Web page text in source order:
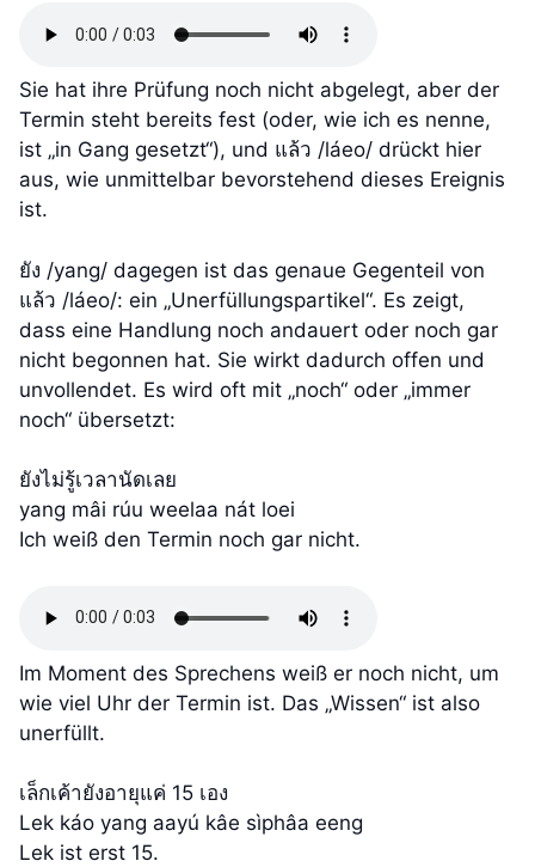
Sie hat ihre Prüfung noch nicht abgelegt, aber der
Termin steht bereits fest (oder, wie ich es nenne,
ist „in Gang gesetzt“), und แล้ว /láeo/ drückt hier
aus, wie unmittelbar bevorstehend dieses Ereignis
ist.
ยัง /yang/ dagegen ist das genaue Gegenteil von
แล้ว /láeo/: ein „Unerfüllungspartikel“. Es zeigt,
dass eine Handlung noch andauert oder noch gar
nicht begonnen hat. Sie wirkt dadurch offen und
unvollendet. Es wird oft mit „noch“ oder „immer
noch“ übersetzt:
ยังไม่รู้เวลานัดเลย
yang mâi rúu weelaa nát loei
Ich weiß den Termin noch gar nicht.
Im Moment des Sprechens weiß er noch nicht, um
wie viel Uhr der Termin ist. Das „Wissen“ ist also
unerfüllt.
เล็กเค้ายังอายุแค่ 15 เอง
Lek káo yang aayú kâe sìphâa eeng
Lek ist erst 15.